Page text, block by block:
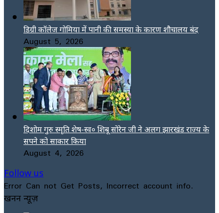
डिग्री कॉलेज गोमिया में पानी की समस्या के कारण शौचालय बंद
August 5, 2026
दिशोम गुरु स्मृति शेष-स्व० शिबू सोरेन जी ने अलग झारखंड राज्य के
सपने को साकार किया
August 4, 2026
Follow us
Error Can not Get Posts, Incorrect account info.
खनन न्यूज़